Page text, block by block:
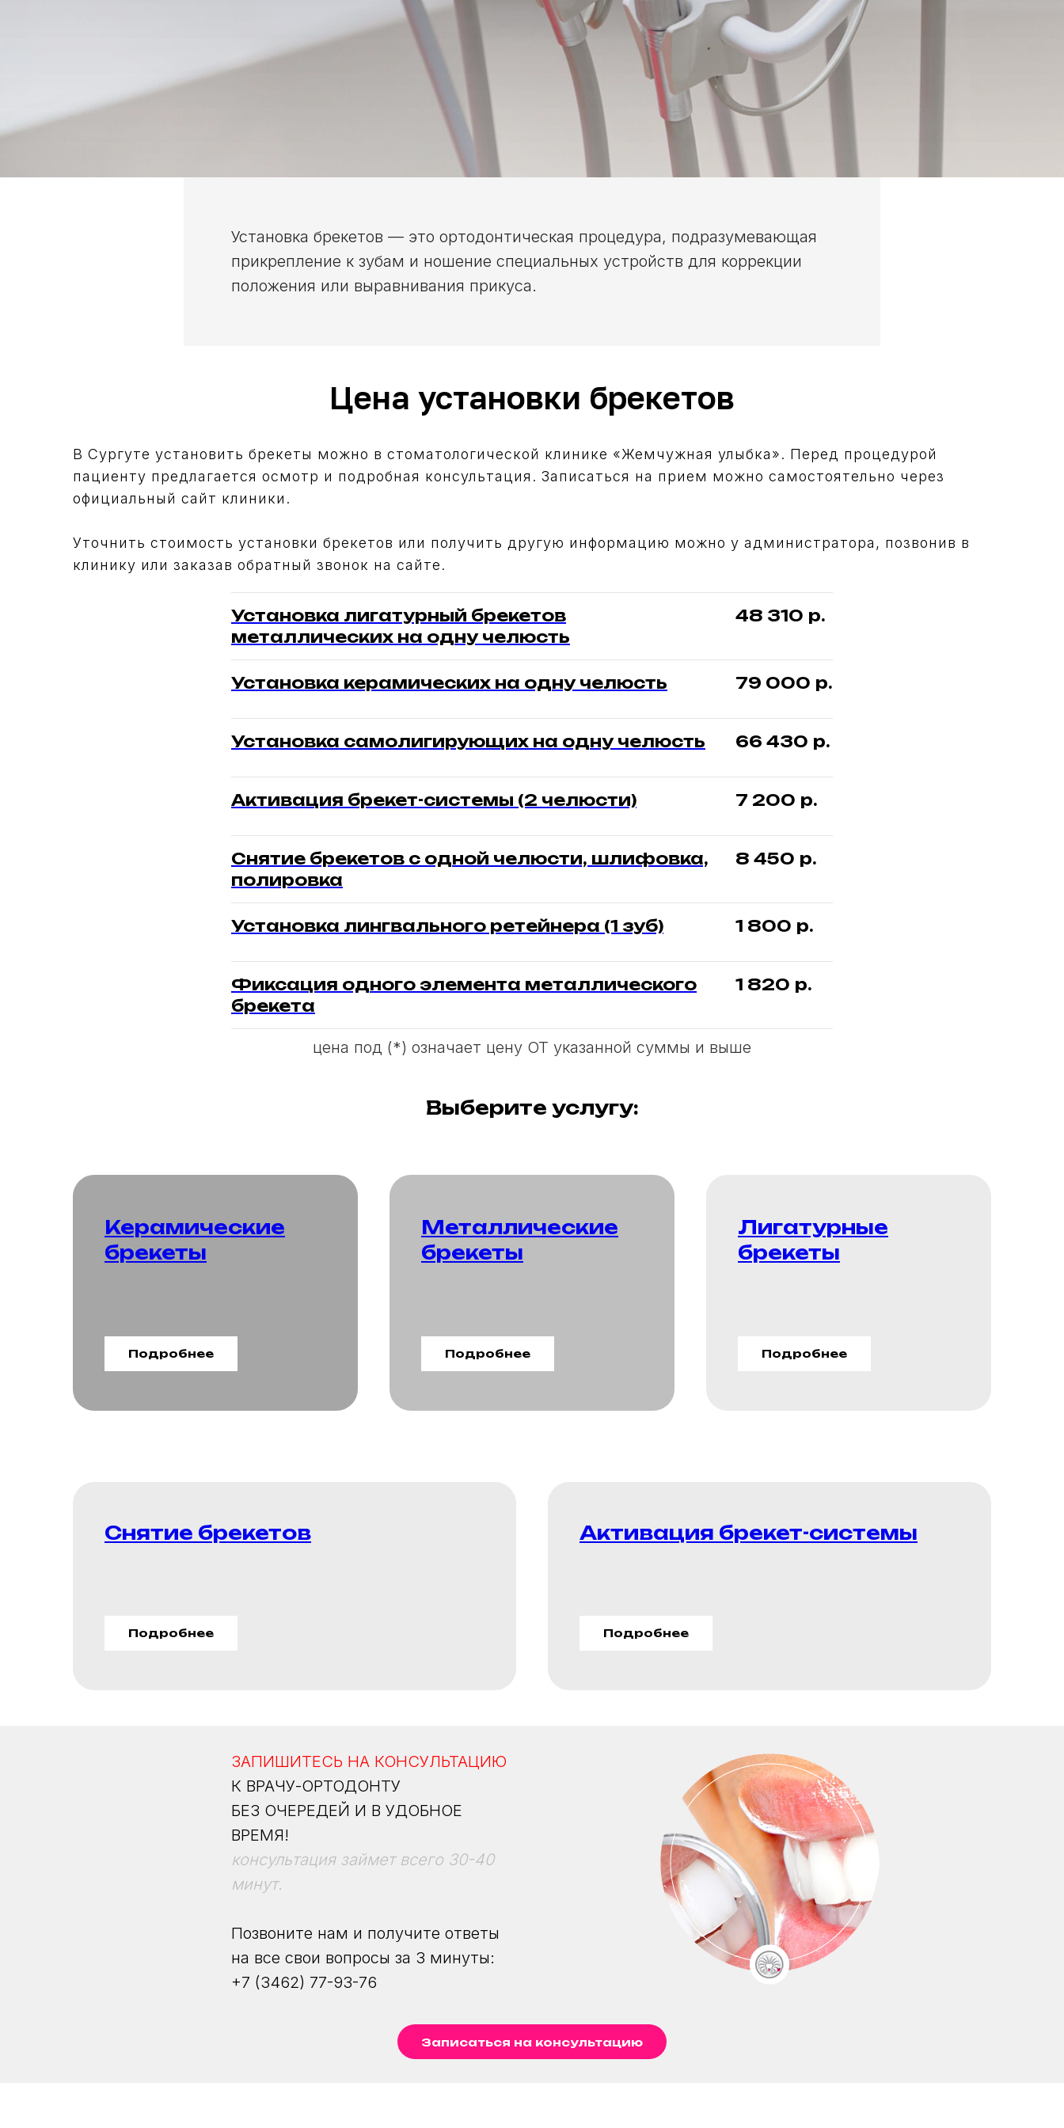
Установка брекетов — это ортодонтическая процедура, подразумевающая
прикрепление к зубам и ношение специальных устройств для коррекции
положения или выравнивания прикуса.
Цена установки брекетов
В Сургуте установить брекеты можно в стоматологической клинике «Жемчужная улыбка». Перед процедурой
пациенту предлагается осмотр и подробная консультация. Записаться на прием можно самостоятельно через
официальный сайт клиники.
Уточнить стоимость установки брекетов или получить другую информацию можно у администратора, позвонив в
клинику или заказав обратный звонок на сайте.
Установка лигатурный брекетов
металлических на одну челюсть
48 310 р.
Установка керамических на одну челюсть 79 000 р.
Установка самолигирующих на одну челюсть 66 430 р.
Активация брекет-системы (2 челюсти) 7 200 р.
Снятие брекетов с одной челюсти, шлифовка,
полировка
8 450 р.
Установка лингвального ретейнера (1 зуб) 1 800 р.
Фиксация одного элемента металлического
брекета
1 820 р.
цена под (*) означает цену ОТ указанной суммы и выше
Выберите услугу:
Керамические
брекеты
Подробнее
Металлические
брекеты
Подробнее
Лигатурные
брекеты
Подробнее
Снятие брекетов
Подробнее
Активация брекет-системы
Подробнее
ЗАПИШИТЕСЬ НА КОНСУЛЬТАЦИЮ
К ВРАЧУ-ОРТОДОНТУ
БЕЗ ОЧЕРЕДЕЙ И В УДОБНОЕ
ВРЕМЯ!
консультация займет всего 30-40
минут.
Позвоните нам и получите ответы
на все свои вопросы за 3 минуты:
+7 (3462) 77-93-76
Записаться на консультацию